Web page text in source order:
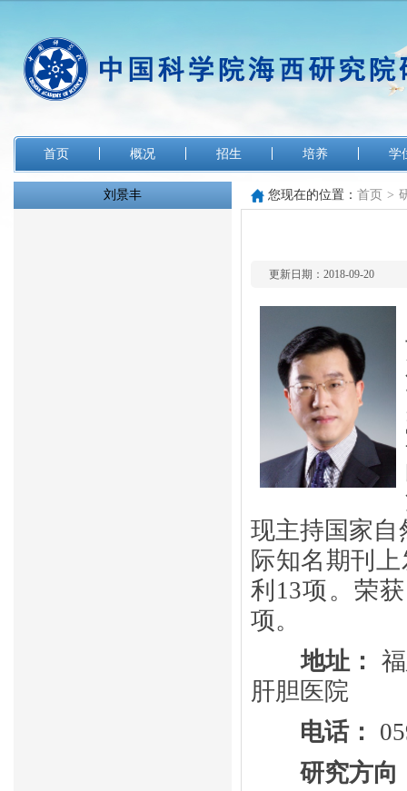
首页 概况 招生 培养 学
刘景丰 您现在的位置： 首页 >
更新日期：2018-09-20
现主持国家自
际知名期刊
利 13项。荣
项。
地址：
肝胆医院
电话：
研究方向